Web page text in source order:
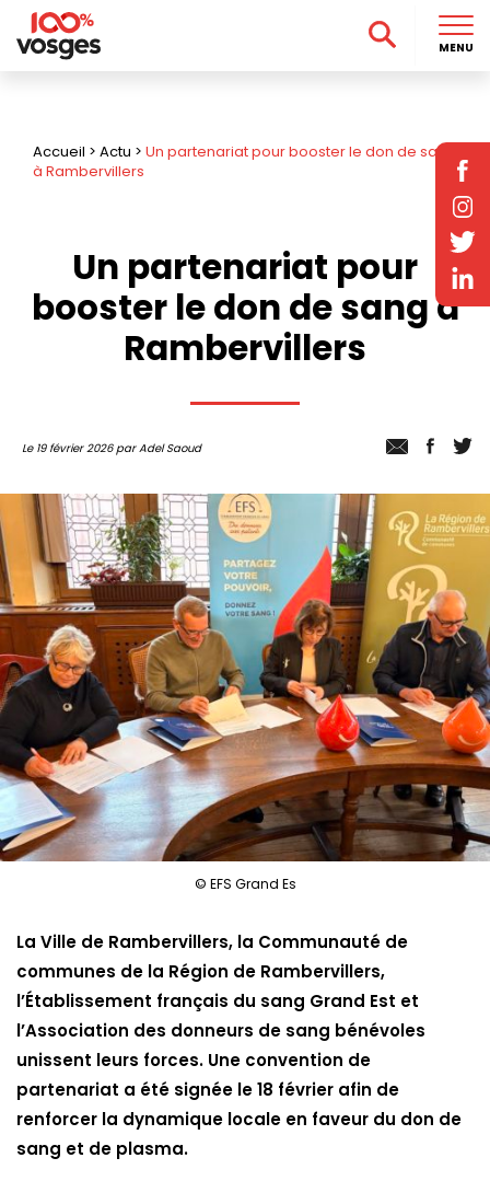
Accueil > Actu > Un partenariat pour booster le don de sang
à Rambervillers
Un partenariat pour
booster le don de sang à
Rambervillers
Le 19 février 2026 par Adel Saoud
© EFS Grand Es
La Ville de Rambervillers, la Communauté de
communes de la Région de Rambervillers,
l’Établissement français du sang Grand Est et
l’Association des donneurs de sang bénévoles
unissent leurs forces. Une convention de
partenariat a été signée le 18 février afin de
renforcer la dynamique locale en faveur du don de
sang et de plasma.
MENU